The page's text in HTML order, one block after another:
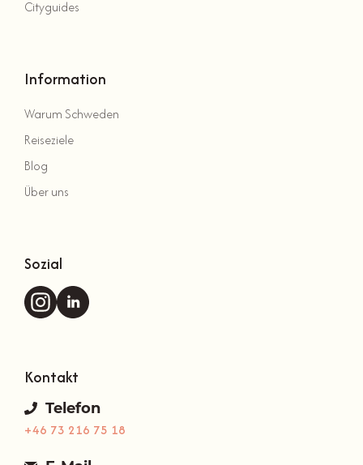
Cityguides
Information
Warum Schweden
Reiseziele
Blog
Über uns
Sozial
Kontakt
Telefon
+46 73 216 75 18